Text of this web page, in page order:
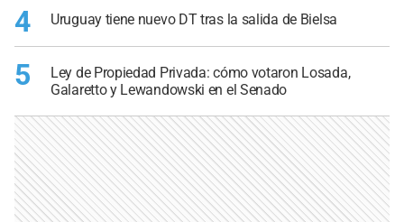
4 Uruguay tiene nuevo DT tras la salida de Bielsa
5
Ley de Propiedad Privada: cómo votaron Losada,
Galaretto y Lewandowski en el Senado